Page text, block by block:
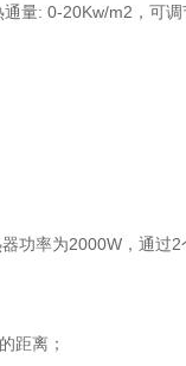
通量: 0-20Kw/m2 ，可
器功率为2000W ，通过2
距离；